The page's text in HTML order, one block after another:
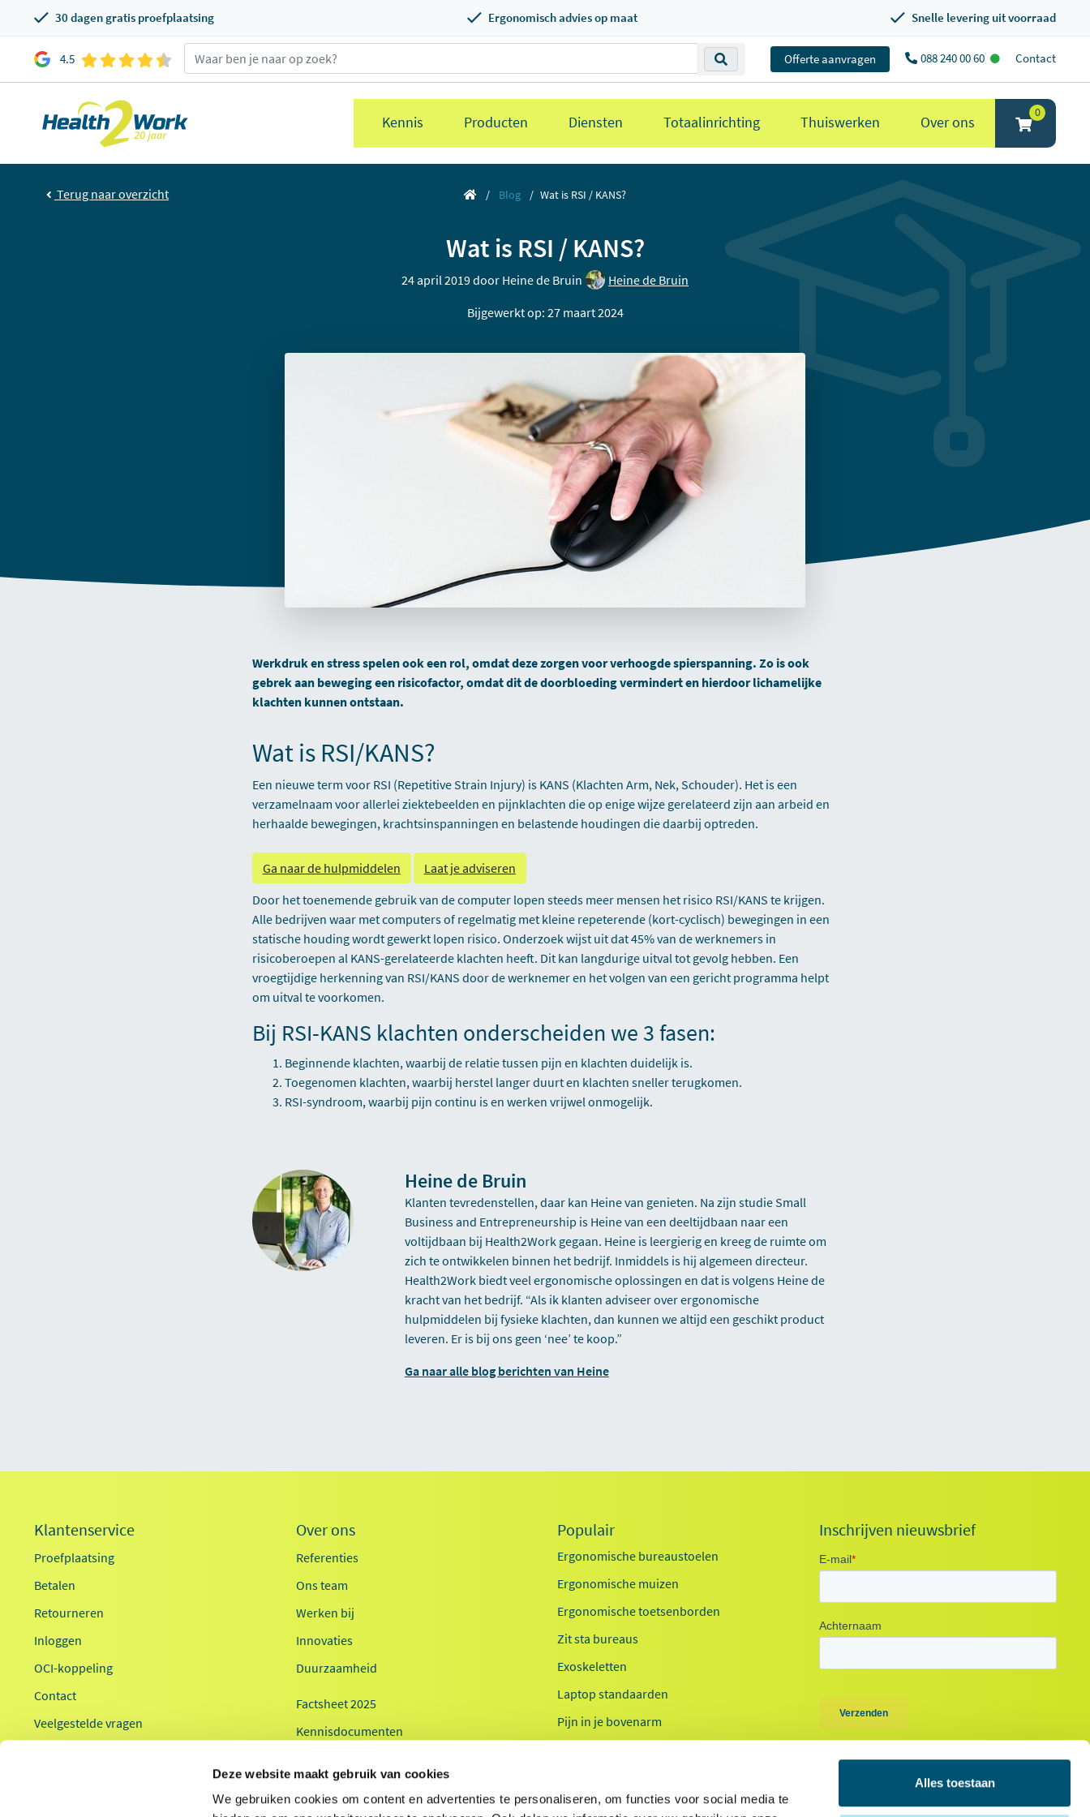
Deze website maakt gebruik van cookies
We gebruiken cookies om content en advertenties te personaliseren, om functies voor social media te
Alles toestaan
30 dagen gratis proefplaatsing Ergonomisch advies op maat Snelle levering uit voorraad
4.5 Offerte aanvragen 088 240 00 60 Contact
Kennis Producten Diensten Totaalinrichting Thuiswerken Over ons
0
Terug naar overzicht Blog Wat is RSI / KANS?
Wat is RSI / KANS?
24 april 2019 door Heine de Bruin
Heine de Bruin
Bijgewerkt op: 27 maart 2024
Werkdruk en stress spelen ook een rol, omdat deze zorgen voor verhoogde spierspanning. Zo is ook
gebrek aan beweging een risicofactor, omdat dit de doorbloeding vermindert en hierdoor lichamelijke
klachten kunnen ontstaan.
Wat is RSI/KANS?
Een nieuwe term voor RSI (Repetitive Strain Injury) is KANS (Klachten Arm, Nek, Schouder). Het is een
verzamelnaam voor allerlei ziektebeelden en pijnklachten die op enige wijze gerelateerd zijn aan arbeid en
herhaalde bewegingen, krachtsinspanningen en belastende houdingen die daarbij optreden.
Ga naar de hulpmiddelen
Laat je adviseren
Door het toenemende gebruik van de computer lopen steeds meer mensen het risico RSI/KANS te krijgen.
Alle bedrijven waar met computers of regelmatig met kleine repeterende (kort-cyclisch) bewegingen in een
statische houding wordt gewerkt lopen risico. Onderzoek wijst uit dat 45% van de werknemers in
risicoberoepen al KANS-gerelateerde klachten heeft. Dit kan langdurige uitval tot gevolg hebben. Een
vroegtijdige herkenning van RSI/KANS door de werknemer en het volgen van een gericht programma helpt
om uitval te voorkomen.
Bij RSI-KANS klachten onderscheiden we 3 fasen:
Beginnende klachten, waarbij de relatie tussen pijn en klachten duidelijk is.
Toegenomen klachten, waarbij herstel langer duurt en klachten sneller terugkomen.
RSI-syndroom, waarbij pijn continu is en werken vrijwel onmogelijk.
Heine de Bruin
Klanten tevredenstellen, daar kan Heine van genieten. Na zijn studie Small
Business and Entrepreneurship is Heine van een deeltijdbaan naar een
voltijdbaan bij Health2Work gegaan. Heine is leergierig en kreeg de ruimte om
zich te ontwikkelen binnen het bedrijf. Inmiddels is hij algemeen directeur.
Health2Work biedt veel ergonomische oplossingen en dat is volgens Heine de
kracht van het bedrijf. “Als ik klanten adviseer over ergonomische
hulpmiddelen bij fysieke klachten, dan kunnen we altijd een geschikt product
leveren. Er is bij ons geen ‘nee’ te koop.”
Ga naar alle blog berichten van Heine
Klantenservice
Proefplaatsing
Betalen
Retourneren
Inloggen
OCI-koppeling
Contact
Veelgestelde vragen
Over ons
Referenties
Ons team
Werken bij
Innovaties
Duurzaamheid
Factsheet 2025
Kennisdocumenten
Populair
Ergonomische bureaustoelen
Ergonomische muizen
Ergonomische toetsenborden
Zit sta bureaus
Exoskeletten
Laptop standaarden
Pijn in je bovenarm
Werkplekanalyse zorg
Inschrijven nieuwsbrief